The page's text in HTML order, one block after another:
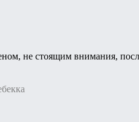
не стоящим внимания,